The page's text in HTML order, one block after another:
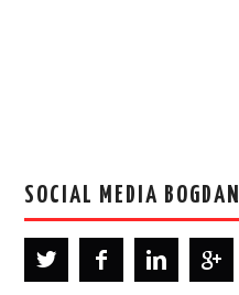
SOCIAL MEDIA BOGDAN